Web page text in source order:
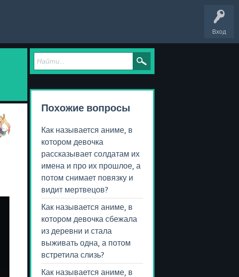
Вход
Похожие вопросы
Как называется аниме, в
котором девочка
рассказывает солдатам их
имена и про их прошлое, а
потом снимает повязку и
видит мертвецов?
Как называется аниме, в
котором девочка сбежала
из деревни и стала
выживать одна, а потом
встретила слизь?
Как называется аниме, в